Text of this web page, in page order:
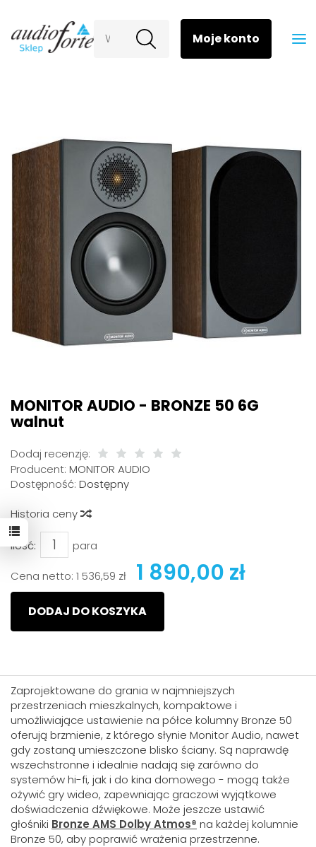
Wyszukaj
MONITOR AUDIO - BRONZE 50 6G
walnut
Dodaj recenzję:
Producent: MONITOR AUDIO
Dostępność: Dostępny
Historia ceny
Ilość: para
Cena netto: 1 536,59 zł 1 890,00 zł
DODAJ DO KOSZYKA
Zaprojektowane do grania w najmniejszych
przestrzeniach mieszkalnych, kompaktowe i
umożliwiające ustawienie na półce kolumny Bronze 50
oferują brzmienie, z którego słynie Monitor Audio, nawet
gdy zostaną umieszczone blisko ściany. Są naprawdę
wszechstronne i idealnie nadają się zarówno do
systemów hi-fi, jak i do kina domowego - mogą także
ożywić gry wideo, zapewniając graczowi wyjątkowe
doświadczenia dźwiękowe. Może jeszcze ustawić
głośniki Bronze AMS Dolby Atmos® na każdej kolumnie
Bronze 50, aby poprawić wrażenia przestrzenne.